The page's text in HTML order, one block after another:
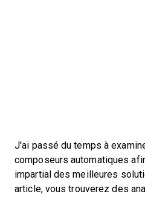
J'ai passé du temps à
composeurs automatiques
impartial des meilleures
article, vous trouverez des